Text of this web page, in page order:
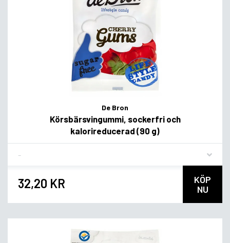
De Bron
Körsbärsvingummi, sockerfri och
kalorireducerad (90 g)
32,20 KR
KÖP
NU